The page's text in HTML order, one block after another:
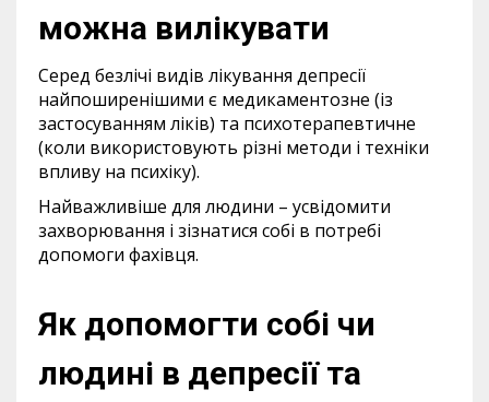
можна вилікувати
Серед безлічі видів лікування депресії
найпоширенішими є медикаментозне (із
застосуванням ліків) та психотерапевтичне
(коли використовують різні методи і техніки
впливу на психіку).
Найважливіше для людини – усвідомити
захворювання і зізнатися собі в потребі
допомоги фахівця.
Як допомогти собі чи
людині в депресії та